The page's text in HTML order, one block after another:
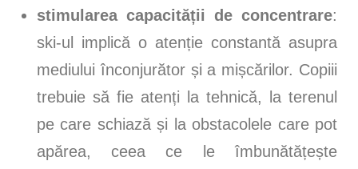
stimularea capacității de concentrare:
ski-ul implică o atenție constantă asupra
mediului înconjurător și a mișcărilor. Copiii
trebuie să fie atenți la tehnică, la terenul
pe care schiază și la obstacolele care pot
apărea, ceea ce le îmbunătățește